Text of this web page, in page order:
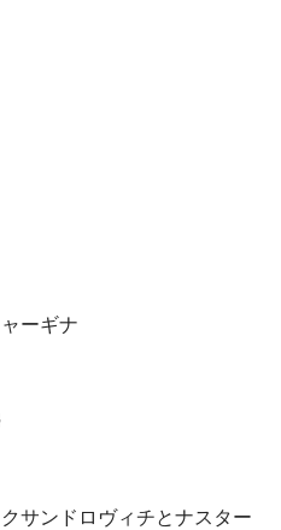
ーギナ
サンドロヴィチとナスター